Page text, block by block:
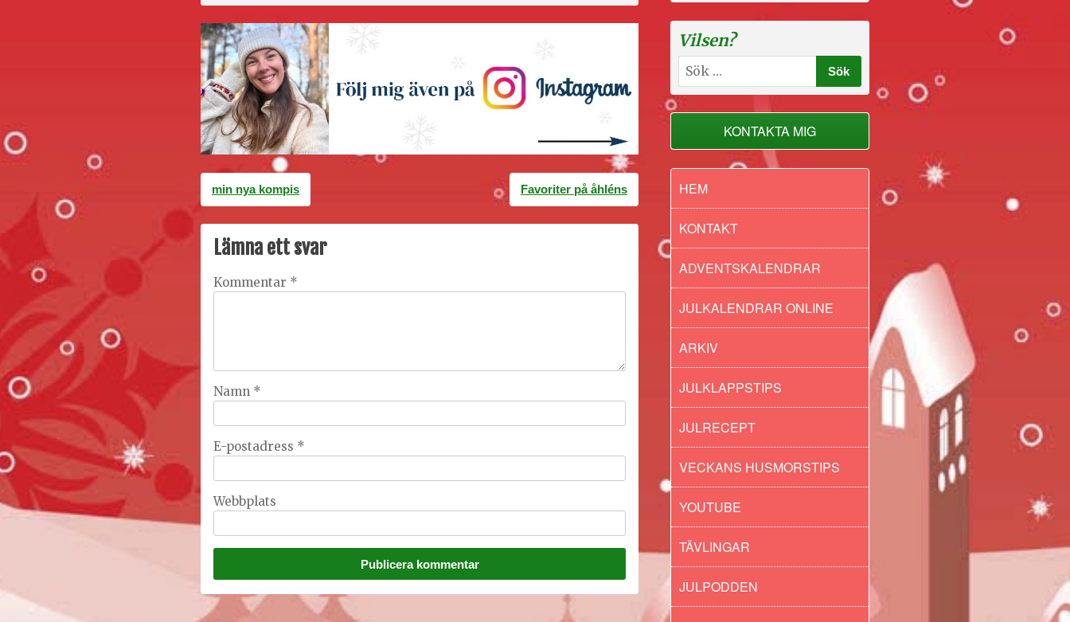
Inläggsnavigering
min nya kompis Favoriter på åhléns
Lämna ett svar
Kommentar *
Namn *
E-postadress *
Webbplats
Vilsen?
Sök
efter:
KONTAKTA MIG
HEM
KONTAKT
ADVENTSKALENDRAR
JULKALENDRAR ONLINE
ARKIV
JULKLAPPSTIPS
JULRECEPT
VECKANS HUSMORSTIPS
YOUTUBE
TÄVLINGAR
JULPODDEN